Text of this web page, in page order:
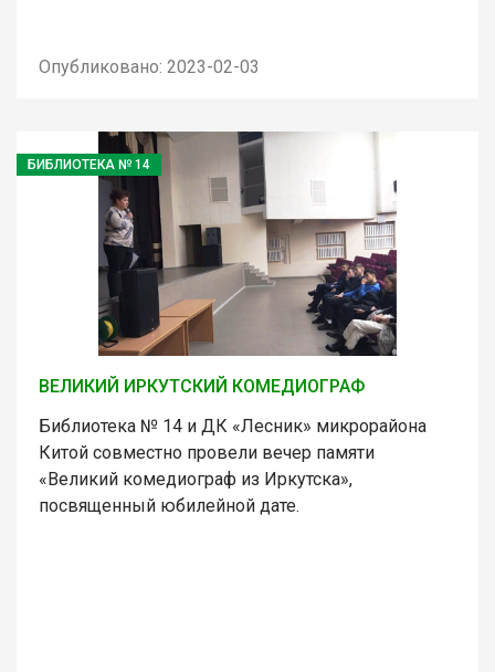
Опубликовано: 2023-02-03
БИБЛИОТЕКА № 14
ВЕЛИКИЙ ИРКУТСКИЙ КОМЕДИОГРАФ
Библиотека № 14 и ДК «Лесник» микрорайона
Китой совместно провели вечер памяти
«Великий комедиограф из Иркутска»,
посвященный юбилейной дате.